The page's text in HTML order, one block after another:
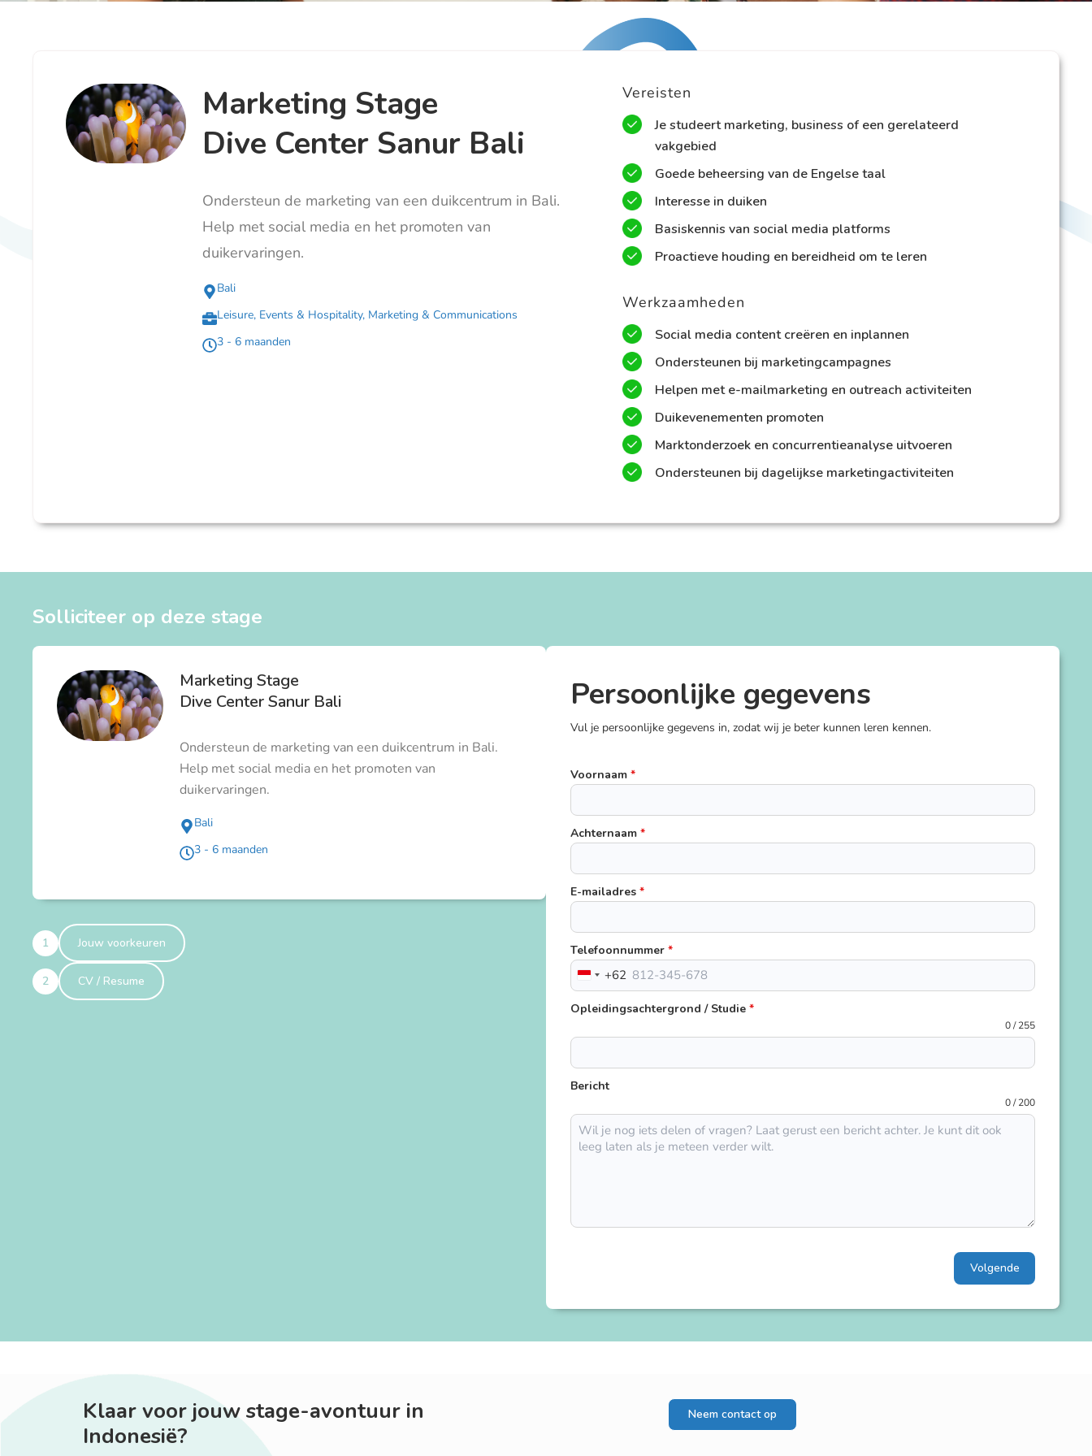
Marketing Stage
Dive Center Sanur Bali
Ondersteun de marketing van een duikcentrum in Bali.
Help met social media en het promoten van
duikervaringen.
Bali
Leisure, Events & Hospitality, Marketing & Communications
3 - 6 maanden
Vereisten
Je studeert marketing, business of een gerelateerd
vakgebied
Goede beheersing van de Engelse taal
Interesse in duiken
Basiskennis van social media platforms
Proactieve houding en bereidheid om te leren
Werkzaamheden
Social media content creëren en inplannen
Ondersteunen bij marketingcampagnes
Helpen met e-mailmarketing en outreach activiteiten
Duikevenementen promoten
Marktonderzoek en concurrentieanalyse uitvoeren
Ondersteunen bij dagelijkse marketingactiviteiten
Solliciteer op deze stage
Marketing Stage
Dive Center Sanur Bali
Ondersteun de marketing van een duikcentrum in Bali.
Help met social media en het promoten van
duikervaringen.
Bali
3 - 6 maanden
1 Jouw voorkeuren
2 CV / Resume
Persoonlijke gegevens
Vul je persoonlijke gegevens in, zodat wij je beter kunnen leren kennen.
Voornaam *
Achternaam *
E-mailadres *
Telefoonnummer *
Indonesia
+62
+62
Opleidingsachtergrond / Studie *
0 / 255
Bericht
0 / 200
Volgende
Klaar voor jouw stage-avontuur in
Indonesië?
Neem contact op